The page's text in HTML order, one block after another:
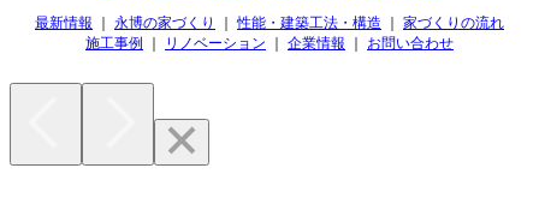
最新情報 永博の家づくり ｜性能・建築工法・構造
家づくりの流れ
施工事例
リノベーション 企業情報 お問い合わせ